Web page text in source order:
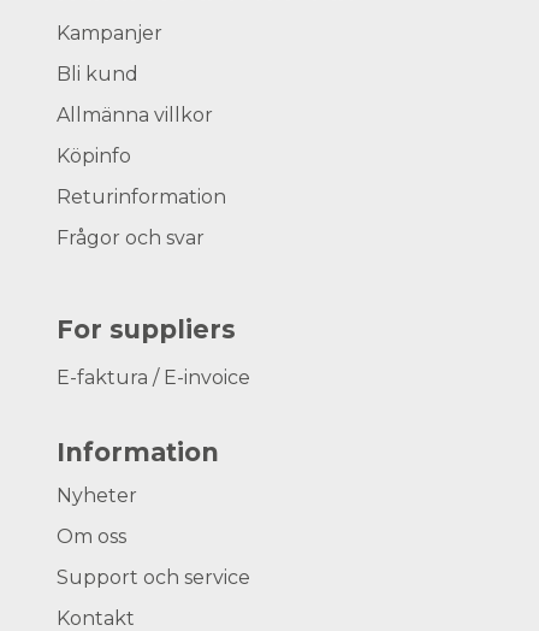
Kampanjer
Bli kund
Allmänna villkor
Köpinfo
Returinformation
Frågor och svar
For suppliers
E-faktura / E-invoice
Information
Nyheter
Om oss
Support och service
Kontakt